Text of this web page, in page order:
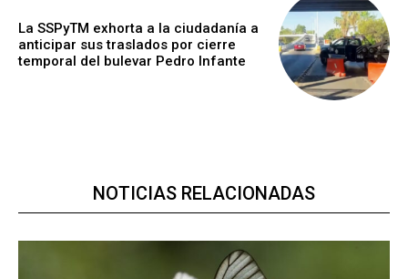
La SSPyTM exhorta a la ciudadanía a
anticipar sus traslados por cierre
temporal del bulevar Pedro Infante
NOTICIAS RELACIONADAS